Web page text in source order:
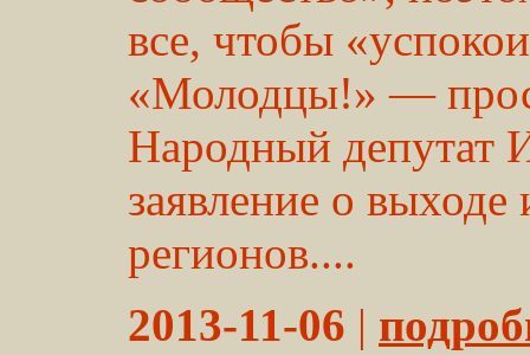
все, чтобы
«Молодцы!» —
Народный депутат
заявление о
регионов....
2013-11-06 |